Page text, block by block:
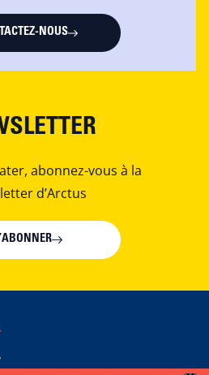
NOUS
abonnez-vous à la
d’Arctus